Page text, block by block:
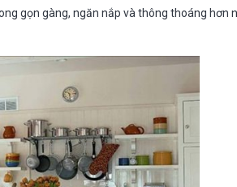
gọn gàng, ngăn nắp và thông thoáng hơn